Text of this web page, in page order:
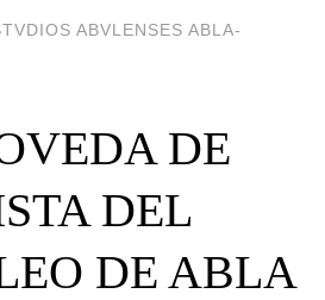
ABVLENSES ABLA-
DE
DEL
DE ABLA